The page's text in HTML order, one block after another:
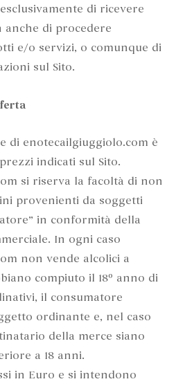
di ricevere
di procedere
e/o servizi, o comunque di
sul Sito.
di enotecailgiuggiolo.com è
indicati sul Sito.
si riserva la facoltà di non
provenienti da soggetti
in conformità della
In ogni caso
non vende alcolici a
compiuto il 18º anno di
il consumatore
ordinante e, nel caso
della merce siano
a 18 anni.
in Euro e si intendono